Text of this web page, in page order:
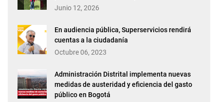
Junio 12, 2026
En audiencia pública, Superservicios rendirá
cuentas a la ciudadanía
Octubre 06, 2023
Administración Distrital implementa nuevas
medidas de austeridad y eficiencia del gasto
público en Bogotá